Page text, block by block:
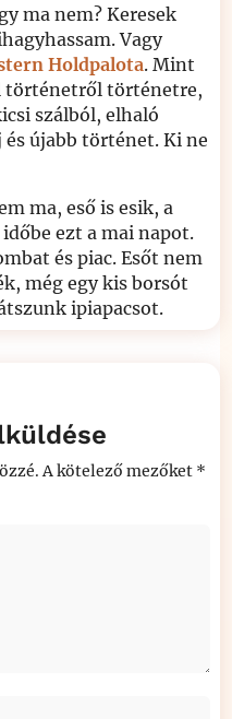
ma nem? Keresek
Vagy
Holdpalota. Mint
történetről történetre,
szálból, elhaló
újabb történet. Ki ne
ma, eső is esik, a
ezt a mai napot.
és piac. Esőt nem
még egy kis borsót
ipiapacsot.
A kötelező mezőket *